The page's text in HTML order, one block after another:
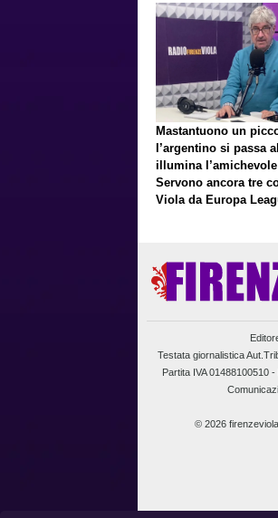
Mastantuono un
l’argentino si passa
illumina
Servono ancora tre
Viola da Europa
Testata giornalistica
Partita IVA 01488100510 -
© 2026